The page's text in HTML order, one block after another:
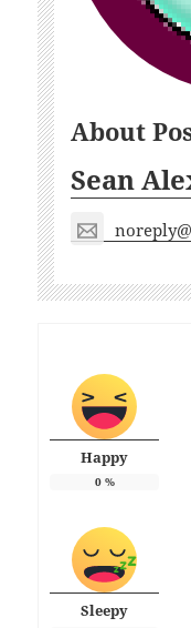
About
Sean
Happy
0%
Sleepy